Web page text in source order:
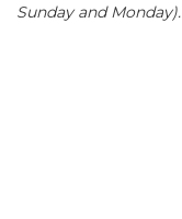
Sunday and Monday).